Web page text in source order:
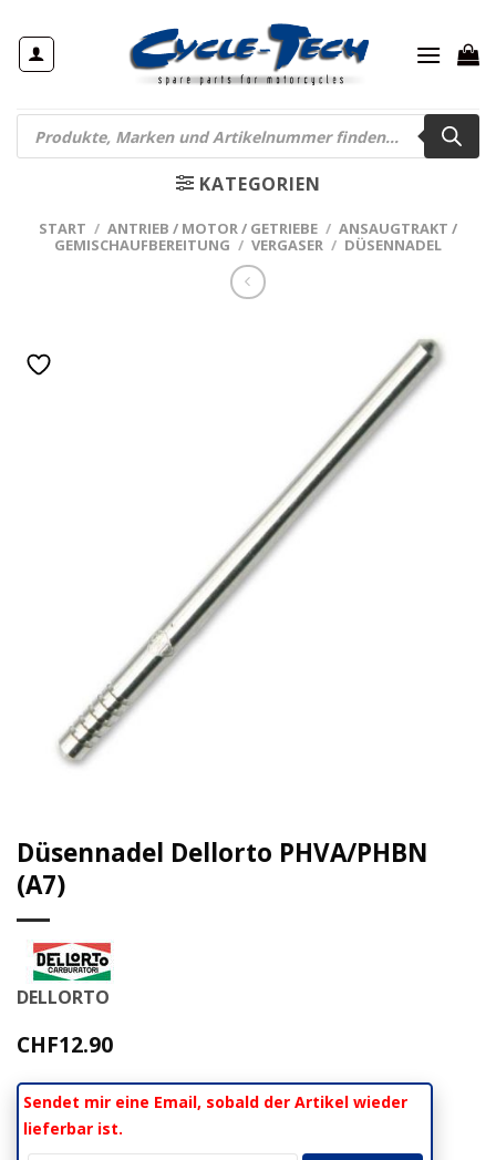
Inhalt
springen
Products
search
KATEGORIEN
START / ANTRIEB / MOTOR / GETRIEBE / ANSAUGTRAKT /
GEMISCHAUFBEREITUNG / VERGASER / DÜSENNADEL
Düsennadel Dellorto PHVA/PHBN
(A7)
DELLORTO
CHF12.90
Sendet mir eine Email, sobald der Artikel wieder
lieferbar ist.